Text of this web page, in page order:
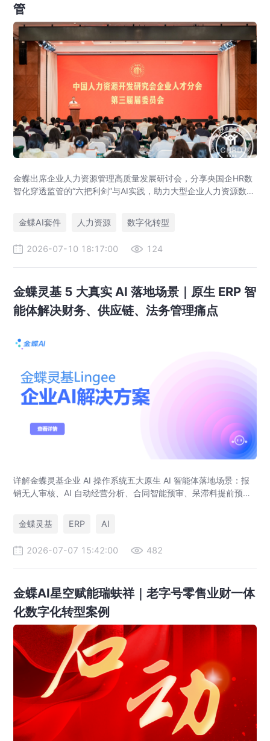
管
金蝶出席企业人力资源管理高质量发展研讨会，分享央国企HR数
智化穿透监管的“六把利剑”与AI实践，助力大型企业人力资源数字
金蝶AI套件
人力资源 数字化转型
2026-07-10 18:17:00 124
金蝶灵基 5 大真实 AI 落地场景｜原生 ERP 智
能体解决财务、供应链、法务管理痛点
详解金蝶灵基企业 AI 操作系统五大原生 AI 智能体落地场景：报
销无人审核、AI 自动经营分析、合同智能预审、呆滞料提前预
金蝶灵基
ERP AI
2026-07-07 15:42:00 482
金蝶AI星空赋能瑞蚨祥｜老字号零售业财一体
化数字化转型案例